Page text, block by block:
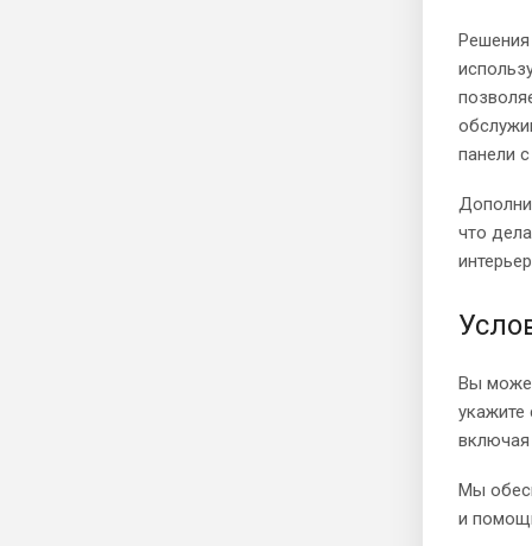
Решения
панели
что
Вы
укажите
включая
Мы
и